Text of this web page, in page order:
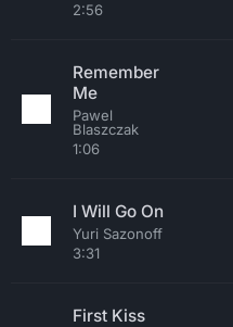
2:56
Remember
Me
Pawel
Blaszczak
1:06
I Will Go On
Yuri Sazonoff
3:31
First Kiss